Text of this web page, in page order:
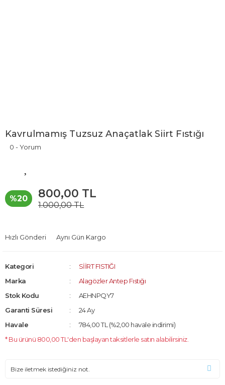
Kavrulmamış Tuzsuz Anaçatlak Siirt Fıstığı
0 - Yorum
%20 800,00 TL
1.000,00 TL
Hızlı Gönderi Aynı Gün Kargo
Kategori
SİİRT FISTIĞI
Marka
Alagözler Antep Fıstığı
Stok Kodu
AEHNPQY7
Garanti Süresi
24 Ay
Havale
784,00 TL (%2,00 havale indirimi)
* Bu ürünü 800,00 TL'den başlayan taksitlerle satın alabilirsiniz.